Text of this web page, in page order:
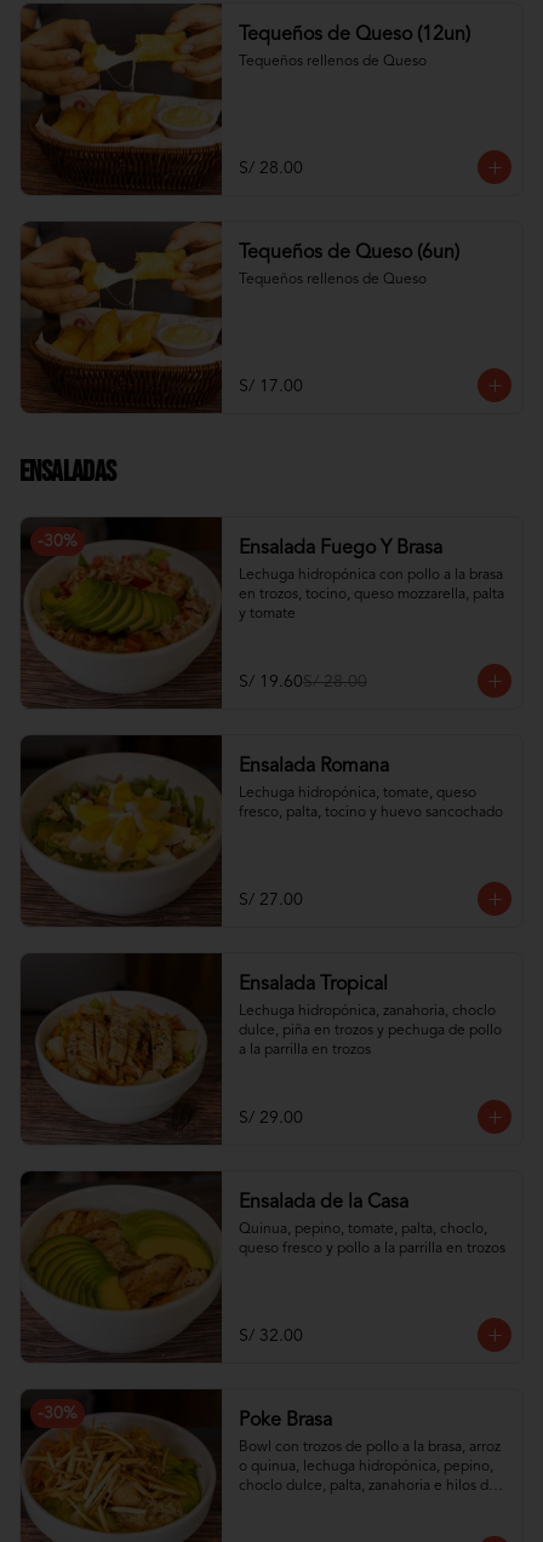
Tequeños de Queso (12un)
Tequeños rellenos de Queso
S/ 28.00
Tequeños de Queso (6un)
Tequeños rellenos de Queso
S/ 17.00
Ensaladas
-30% Ensalada Fuego Y Brasa
Lechuga hidropónica con pollo a la brasa
en trozos, tocino, queso mozzarella, palta
y tomate
S/ 19.60S/ 28.00
Ensalada Romana
Lechuga hidropónica, tomate, queso
fresco, palta, tocino y huevo sancochado
S/ 27.00
Ensalada Tropical
Lechuga hidropónica, zanahoria, choclo
dulce, piña en trozos y pechuga de pollo
a la parrilla en trozos
S/ 29.00
Ensalada de la Casa
Quinua, pepino, tomate, palta, choclo,
queso fresco y pollo a la parrilla en trozos
S/ 32.00
-30% Poke Brasa
Bowl con trozos de pollo a la brasa, arroz
o quinua, lechuga hidropónica, pepino,
choclo dulce, palta, zanahoria e hilos de